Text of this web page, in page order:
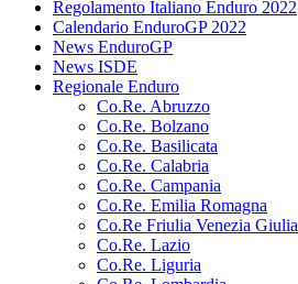
Regolamento Italiano Enduro 2022
Calendario EnduroGP 2022
News EnduroGP
News ISDE
Regionale Enduro
Co.Re. Abruzzo
Co.Re. Bolzano
Co.Re. Basilicata
Co.Re. Calabria
Co.Re. Campania
Co.Re. Emilia Romagna
Co.Re Friulia Venezia Giulia
Co.Re. Lazio
Co.Re. Liguria